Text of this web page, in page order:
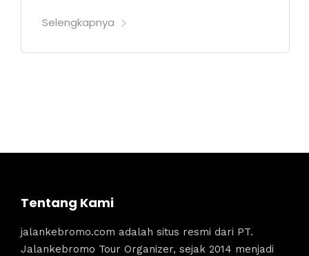
Selengkapnya
Tentang Kami
jalankebromo.com adalah situs resmi dari PT.
Jalankebromo Tour Organizer, sejak 2014 menjadi